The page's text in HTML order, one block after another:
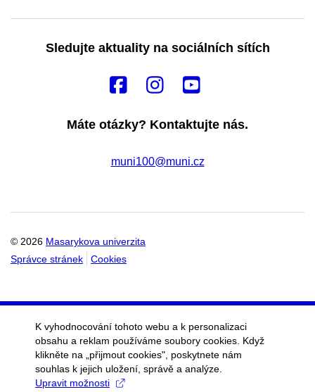
Sledujte aktuality na sociálních sítích
Máte otázky? Kontaktujte nás.
muni100@muni.cz
© 2026 Masarykova univerzita
Správce stránek
Cookies
K vyhodnocování tohoto webu a k personalizaci
obsahu a reklam používáme soubory cookies. Když
klikněte na „přijmout cookies", poskytnete nám
souhlas k jejich uložení, správě a analýze.
Upravit možnosti